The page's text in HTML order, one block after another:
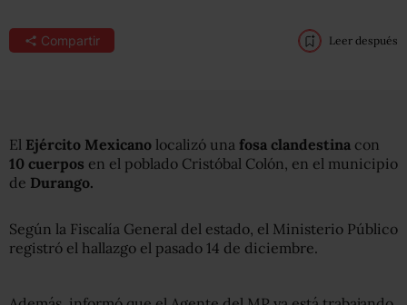
Compartir Leer después
El Ejército Mexicano localizó una fosa clandestina con
10 cuerpos en el poblado Cristóbal Colón, en el municipio
de Durango.
Según la Fiscalía General del estado, el Ministerio Público
registró el hallazgo el pasado 14 de diciembre.